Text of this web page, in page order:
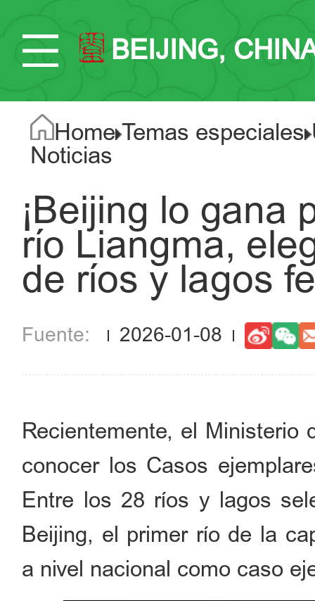
BEIJING,
Home Temas especiales
Noticias
¡Beijing lo gana
río Liangma,
de ríos y lagos
2026-01-08
Recientemente, el Ministerio
conocer los Casos
Entre los 28 ríos y lagos
Beijing, el primer río de la
a nivel nacional como caso